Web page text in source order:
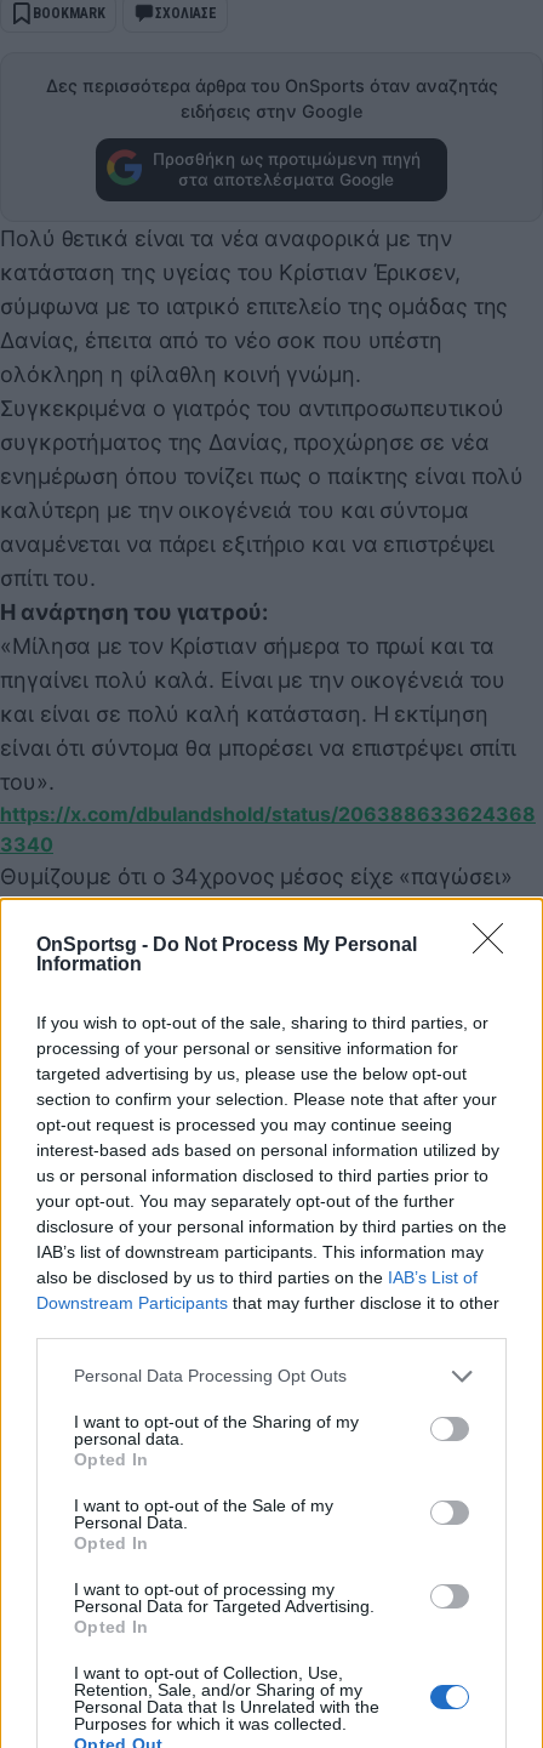
OnSportsg - Do Not Process My Personal
Information
If you wish to opt-out of the sale, sharing to third parties, or
processing of your personal or sensitive information for
targeted advertising by us, please use the below opt-out
section to confirm your selection. Please note that after your
opt-out request is processed you may continue seeing
interest-based ads based on personal information utilized by
us or personal information disclosed to third parties prior to
your opt-out. You may separately opt-out of the further
disclosure of your personal information by third parties on the
IAB’s list of downstream participants. This information may
also be disclosed by us to third parties on the IAB’s List of
Downstream Participants that may further disclose it to other
Personal Data Processing Opt Outs
I want to opt-out of the Sharing of my
personal data.
Opted In
I want to opt-out of the Sale of my
Personal Data.
Opted In
I want to opt-out of processing my
Personal Data for Targeted Advertising.
Opted In
I want to opt-out of Collection, Use,
Retention, Sale, and/or Sharing of my
Personal Data that Is Unrelated with the
Purposes for which it was collected.
Opted Out
BOOKMARK ΣΧΟΛΙΑΣΕ
Δες περισσότερα άρθρα του OnSports όταν αναζητάς
ειδήσεις στην Google
Προσθήκη ως προτιμώμενη πηγή
στα αποτελέσματα Google
Πολύ θετικά είναι τα νέα αναφορικά με την
κατάσταση της υγείας του Κρίστιαν Έρικσεν,
σύμφωνα με το ιατρικό επιτελείο της ομάδας της
Δανίας, έπειτα από το νέο σοκ που υπέστη
ολόκληρη η φίλαθλη κοινή γνώμη.
Συγκεκριμένα ο γιατρός του αντιπροσωπευτικού
συγκροτήματος της Δανίας, προχώρησε σε νέα
ενημέρωση όπου τονίζει πως ο παίκτης είναι πολύ
καλύτερη με την οικογένειά του και σύντομα
αναμένεται να πάρει εξιτήριο και να επιστρέψει
σπίτι του.
Η ανάρτηση του γιατρού:
«Μίλησα με τον Κρίστιαν σήμερα το πρωί και τα
πηγαίνει πολύ καλά. Είναι με την οικογένειά του
και είναι σε πολύ καλή κατάσταση. Η εκτίμηση
είναι ότι σύντομα θα μπορέσει να επιστρέψει σπίτι
του».
https://x.com/dbulandshold/status/206388633624368
3340
Θυμίζουμε ότι ο 34χρονος μέσος είχε «παγώσει»
ξανά τον πλανήτη πίσω στο 2021, όταν και έπεσε
στον αγωνιστικό χώρο στην αναμέτρηση του Euro
με αντίπαλο τη Φινλανδία, γλιτώνοντας ωστόσο τα
χειρότερα και εν τέλει επιστρέφοντας στα γήπεδα,
με ενσωματωμένο απινιδωτή.
Παιχνίδι από παντού στη Novibet με το
νέο Mobile App
COMMENTS
Συνδεθείτε για να σχολιάσετε
LATEST NEWS
ΠΟΔΟΣΦΑΙΡΟ
Πρεμιέρα σε Ολλανδία, Πορτογαλία, Β’ Γερμανίας με